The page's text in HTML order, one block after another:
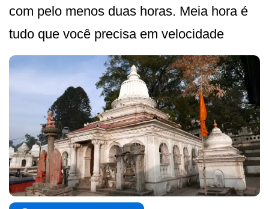
com pelo menos duas horas. Meia hora é
tudo que você precisa em velocidade